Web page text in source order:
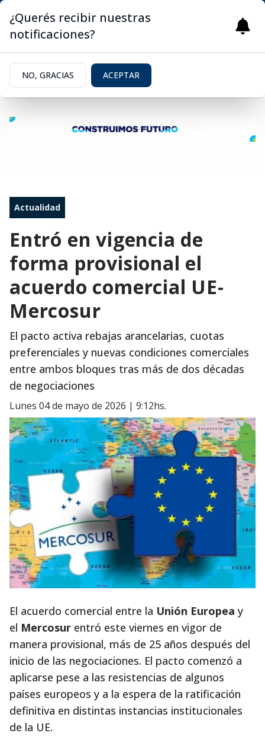
Actualidad
Entró en vigencia de
forma provisional el
acuerdo comercial UE-
Mercosur
El pacto activa rebajas arancelarias, cuotas
preferenciales y nuevas condiciones comerciales
entre ambos bloques tras más de dos décadas
de negociaciones
lunes 04 de mayo de 2026 | 9:12hs.
El acuerdo comercial entre la Unión Europea y
el Mercosur entró este viernes en vigor de
manera provisional, más de 25 años después del
inicio de las negociaciones. El pacto comenzó a
aplicarse pese a las resistencias de algunos
países europeos y a la espera de la ratificación
definitiva en distintas instancias institucionales
de la UE.
¿Querés recibir nuestras
notificaciones?
NO, GRACIAS ACEPTAR